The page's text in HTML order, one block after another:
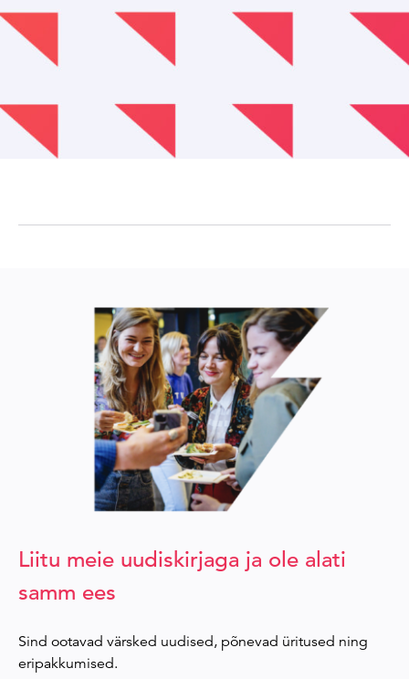
Liitu meie uudiskirjaga ja ole alati
samm ees
Sind ootavad värsked uudised, põnevad üritused ning
eripakkumised.